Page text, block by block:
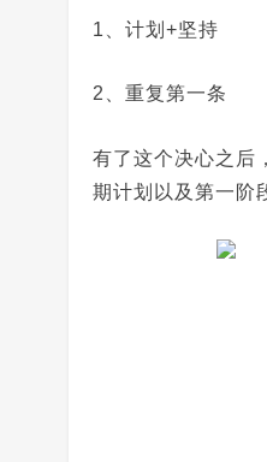
1、计划+坚持
2、重复第一条
有了这个决心之后
期计划以及第一阶